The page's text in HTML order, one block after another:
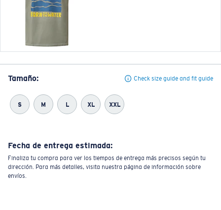
Tamaño: Check size guide and fit guide
S M L XL XXL
Fecha de entrega estimada:
Finaliza tu compra para ver los tiempos de entrega más precisos según tu
dirección. Para más detalles, visita nuestra página de información sobre
envíos.